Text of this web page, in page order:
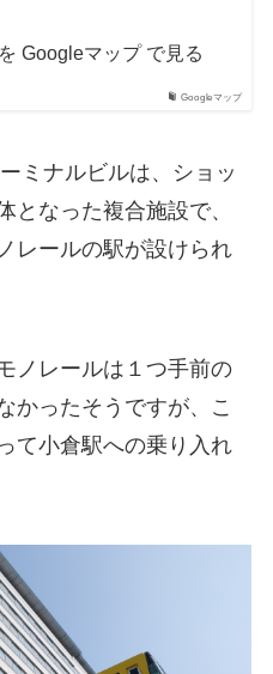
Googleマップ
Googleマップ で見る
ミナルビルは、ショッ
となった複合施設で、
レールの駅が設けられ
ノレールは１つ手前の
かったそうですが、こ
て小倉駅への乗り入れ